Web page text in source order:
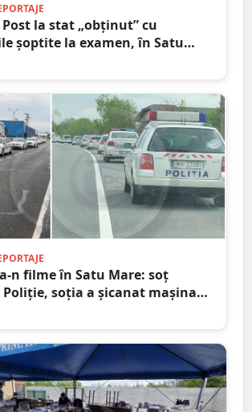
Post la stat „obținut” cu
șoptite la examen, în Satu
muncă nu trebuie să mergi
n filme în Satu Mare: soț
soția a șicanat mașina